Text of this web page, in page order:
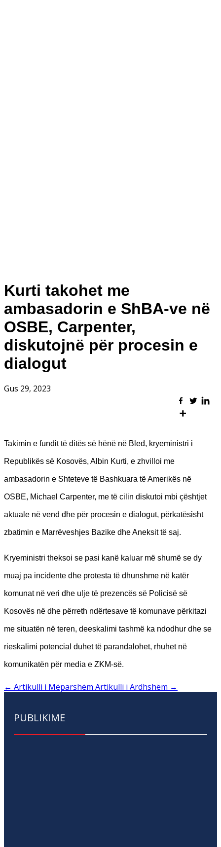
Kurti takohet me
ambasadorin e ShBA-ve në
OSBE, Carpenter,
diskutojnë për procesin e
dialogut
Gus 29, 2023
Takimin e fundit të ditës së hënë në Bled, kryeministri i
Republikës së Kosovës, Albin Kurti, e zhvilloi me
ambasadorin e Shteteve të Bashkuara të Amerikës në
OSBE, Michael Carpenter, me të cilin diskutoi mbi çështjet
aktuale në vend dhe për procesin e dialogut, përkatësisht
zbatimin e Marrëveshjes Bazike dhe Aneksit të saj.
Kryeministri theksoi se pasi kanë kaluar më shumë se dy
muaj pa incidente dhe protesta të dhunshme në katër
komunat në veri dhe ulje të prezencës së Policisë së
Kosovës në dhe përreth ndërtesave të komunave përkitazi
me situatën në teren, deeskalimi tashmë ka ndodhur dhe se
rieskalimi potencial duhet të parandalohet, rhuhet në
komunikatën për media e ZKM-së.
← Artikulli i Mëparshëm Artikulli i Ardhshëm →
PUBLIKIME